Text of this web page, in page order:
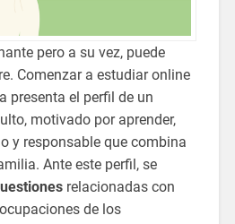
pero a su vez, puede
Comenzar a estudiar online
presenta el perfil de un
motivado por aprender,
y responsable que combina
Ante este perfil, se
relacionadas con
de los